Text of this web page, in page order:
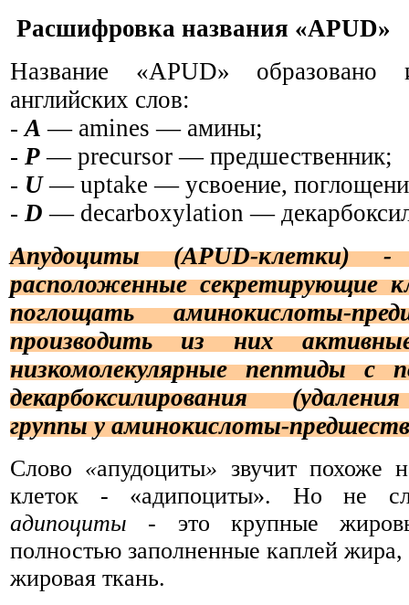
Расшифровка названия «APUD»
Название «APUD» образовано
английских слов:
-А — amines — амины;
- P — precursor — предшественник;
- U— uptake — усвоение,
- D — decarboxylation —
Апудоциты (APUD-клетки)
расположенные секретирующие
поглощать аминокислоты-
производить из них
низкомолекулярные пептиды с
декарбоксилирования
группы у аминокислоты-
Слово «апудоциты» звучит похоже
клеток - «адипоциты». Но не
адипоциты - это крупные
полностью заполненные каплей жира,
жировая ткань.